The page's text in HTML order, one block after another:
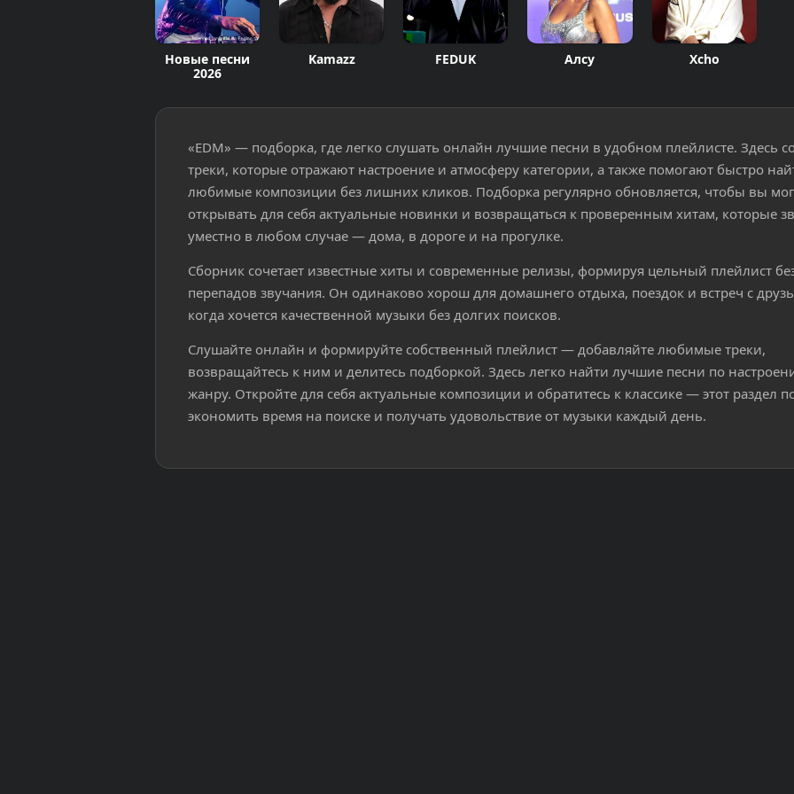
Новые песни
2026
Kamazz FEDUK Алсу Xcho
«EDM» — подборка, где легко слушать онлайн лучшие песни в удобном плейлисте. Здесь
треки, которые отражают настроение и атмосферу категории, а также помогают быстро
любимые композиции без лишних кликов. Подборка регулярно обновляется, чтобы вы
открывать для себя актуальные новинки и возвращаться к проверенным хитам, которые
уместно в любом случае — дома, в дороге и на прогулке.
Сборник сочетает известные хиты и современные релизы, формируя цельный плейлист
перепадов звучания. Он одинаково хорош для домашнего отдыха, поездок и встреч с
когда хочется качественной музыки без долгих поисков.
Слушайте онлайн и формируйте собственный плейлист — добавляйте любимые треки,
возвращайтесь к ним и делитесь подборкой. Здесь легко найти лучшие песни по
жанру. Откройте для себя актуальные композиции и обратитесь к классике — этот раздел
экономить время на поиске и получать удовольствие от музыки каждый день.